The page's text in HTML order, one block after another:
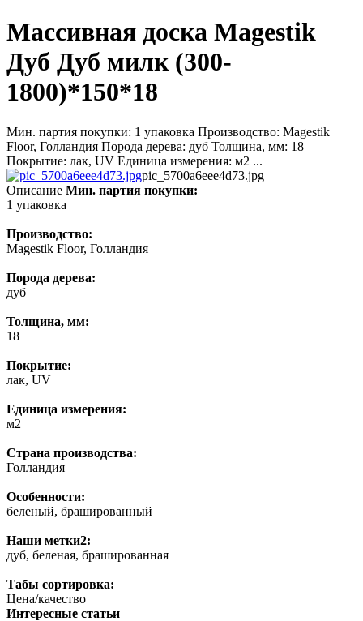
Массивная доска Magestik
Дуб Дуб милк (300-
1800)*150*18
Мин. партия покупки: 1 упаковка Производство: Magestik
Floor, Голландия Порода дерева: дуб Толщина, мм: 18
Покрытие: лак, UV Единица измерения: м2 ...
pic_5700a6eee4d73.jpg
Описание Мин. партия покупки:
1 упаковка
Производство:
Magestik Floor, Голландия
Порода дерева:
дуб
Толщина, мм:
18
Покрытие:
лак, UV
Единица измерения:
м2
Страна производства:
Голландия
Особенности:
беленый, брашированный
Наши метки2:
дуб, беленая, брашированная
Табы сортировка:
Цена/качество
Интересные статьи